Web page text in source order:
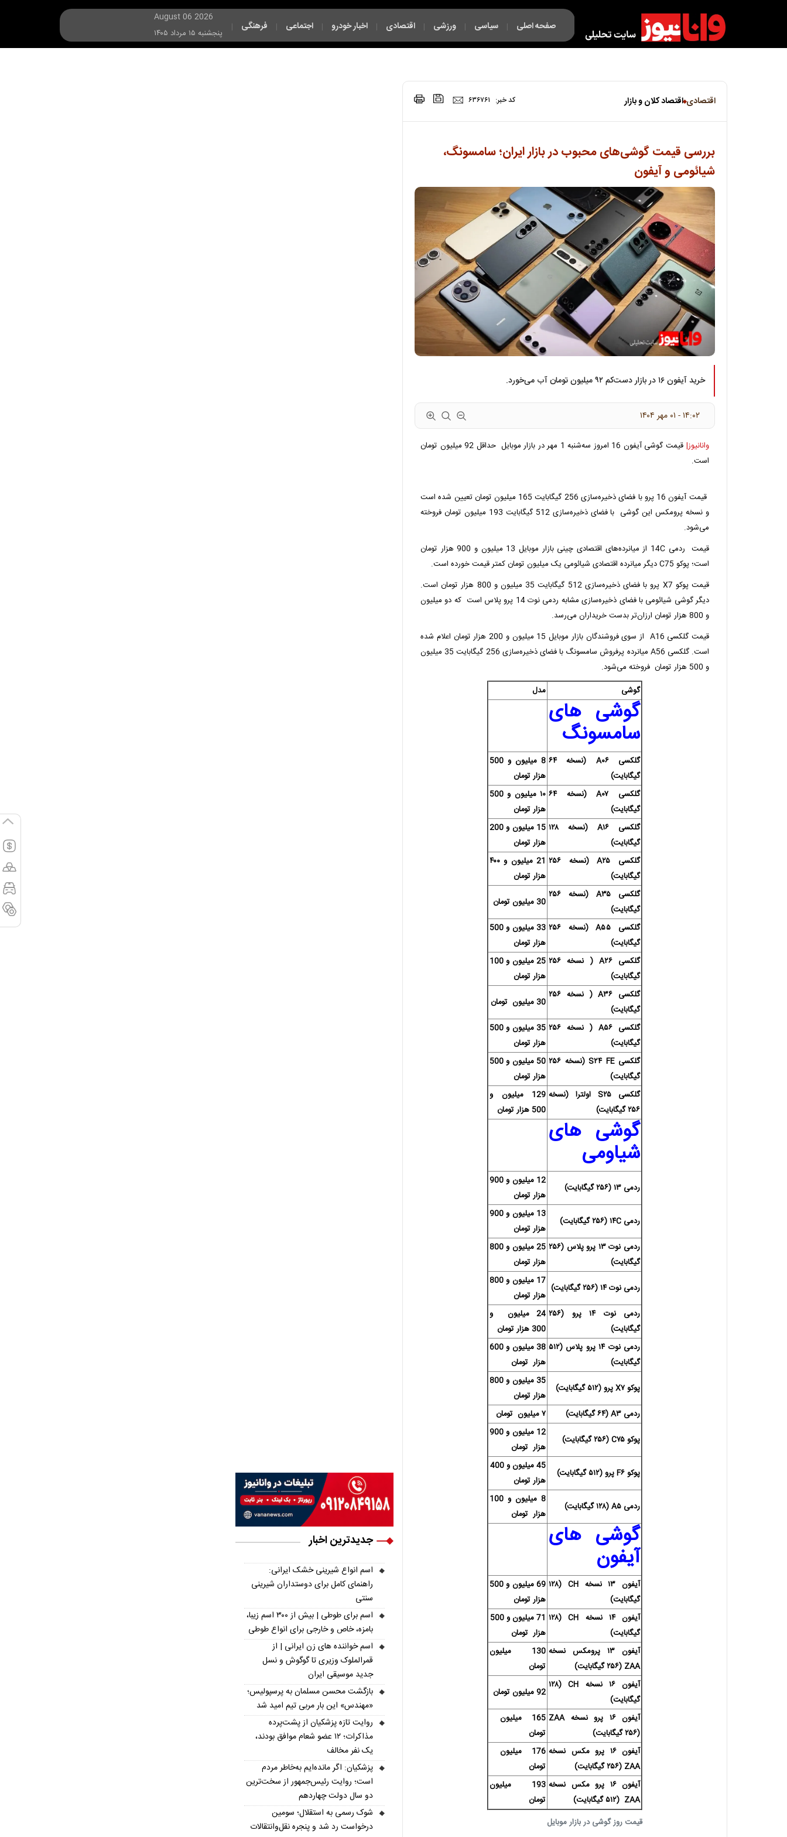
صفحه اصلی | سیاسی | ورزشی | اقتصادی | اخبار خودرو | اجتماعی | فرهنگی |
فکت لایف |
August 06 2026
پنجشنبه ۱۵ مرداد ۱۴۰۵
اقتصادی اقتصاد کلان و بازار کد خبر: ۶۳۶۷۶۱
بررسی قیمت گوشی‌های محبوب در بازار ایران؛ سامسونگ،
شیائومی و آیفون
خرید آیفون ۱۶ در بازار دست‌کم ۹۲ میلیون تومان آب می‌خورد.
۱۴:۰۲ - ۰۱ مهر ۱۴۰۴
وانانیوز|
قیمت گوشی آیفون 16 امروز سه‌شنبه 1 مهر در بازار موبایل حداقل 92 میلیون تومان
است.
قیمت آیفون 16 پرو با فضای ذخیره‌سازی 256 گیگابایت 165 میلیون تومان تعیین شده است
و نسخه پرومکس این گوشی با فضای ذخیره‌سازی 512 گیگابایت 193 میلیون تومان فروخته
می‌شود.
قیمت ردمی 14C از میانرده‌های اقتصادی چینی بازار موبایل 13 میلیون و 900 هزار تومان
است؛ پوکو C75 دیگر میانرده اقتصادی شیائومی یک میلیون تومان کمتر قیمت خورده است.
قیمت پوکو X7 پرو با فضای ذخیره‌سازی 512 گیگابایت 35 میلیون و 800 هزار تومان است.
دیگر گوشی شیائومی با فضای ذخیره‌سازی مشابه ردمی نوت 14 پرو پلاس است که دو میلیون
و 800 هزار تومان ارزان‌تر بدست خریداران می‌رسد.
قیمت گلکسی A16 از سوی فروشندگان بازار موبایل 15 میلیون و 200 هزار تومان اعلام شده
است. گلکسی A56 میانرده پرفروش سامسونگ با فضای ذخیره‌سازی 256 گیگابایت 35 میلیون
و 500 هزار تومان فروخته می‌شود.
قیمت روز گوشی در بازار موبایل
گوشی مدل
گوشی های
سامسونگ
گلکسی A۰۶ (نسخه ۶۴
گیگابایت)
8 میلیون و 500
هزار تومان
گلکسی A۰۷ (نسخه ۶۴
گیگابایت)
۱۰ میلیون و 500
هزار تومان
گلکسی A۱۶ (نسخه ۱۲۸
گیگابایت)
15 میلیون و 200
هزار تومان
گلکسی A۲۵ (نسخه ۲۵۶
گیگابایت)
21 میلیون و ۴۰۰
هزار تومان
گلکسی A۳۵ (نسخه ۲۵۶
گیگابایت)
30 میلیون تومان
گلکسی A۵۵ (نسخه ۲۵۶
گیگابایت)
33 میلیون و 500
هزار تومان
گلکسی A۲۶ ( نسخه ۲۵۶
گیگابایت)
25 میلیون و 100
هزار تومان
گلکسی A۳۶ ( نسخه ۲۵۶
گیگابایت)
30 میلیون تومان
گلکسی A۵۶ ( نسخه ۲۵۶
گیگابایت)
35 میلیون و 500
هزار تومان
گلکسی S۲۴ FE (نسخه ۲۵۶
گیگابایت)
50 میلیون و 500
هزار تومان
گلکسی S۲۵ اولترا (نسخه
۲۵۶ گیگابایت)
129 میلیون و
500 هزار تومان
گوشی های
شیاومی
ردمی ۱۳ (۲۵۶ گیگابایت)
12 میلیون و 900
هزار تومان
ردمی ۱۴C (۲۵۶ گیگابایت)
13 میلیون و 900
هزار تومان
ردمی نوت ۱۳ پرو پلاس (۲۵۶
گیگابایت)
25 میلیون و 800
هزار تومان
ردمی نوت ۱۴ (۲۵۶ گیگابایت)
17 میلیون و 800
هزار تومان
ردمی نوت ۱۴ پرو (۲۵۶
گیگابایت)
24 میلیون و
300 هزار تومان
ردمی نوت ۱۴ پرو پلاس (۵۱۲
گیگابایت)
38 میلیون و 600
هزار تومان
پوکو X۷ پرو (۵۱۲ گیگابایت)
35 میلیون و 800
هزار تومان
ردمی A۳ (۶۴ گیگابایت)
۷ میلیون تومان
پوکو C۷۵ (۲۵۶ گیگابایت)
12 میلیون و 900
هزار تومان
پوکو F۶ پرو (۵۱۲ گیگابایت)
45 میلیون و 400
هزار تومان
ردمی A۵ (۱۲۸ گیگابایت)
8 میلیون و 100
هزار تومان
گوشی های
آیفون
آیفون ۱۳ نسخه CH (۱۲۸
گیگابایت)
69 میلیون و 500
هزار تومان
آیفون ۱۴ نسخه CH (۱۲۸
گیگابایت)
71 میلیون و 500
هزار تومان
آیفون ۱۳ پرومکس نسخه
ZAA (۲۵۶ گیگابایت)
130 میلیون
تومان
آیفون ۱۶ نسخه CH (۱۲۸
گیگابایت)
92 میلیون تومان
آیفون ۱۶ پرو نسخه ZAA
(۲۵۶ گیگابایت)
165 میلیون
تومان
آیفون ۱۶ پرو مکس نسخه
ZAA (۲۵۶ گیگابایت)
176 میلیون
تومان
آیفون ۱۶ پرو مکس نسخه
ZAA (۵۱۲ گیگابایت)
193 میلیون
تومان
جدیدترین اخبار
اسم انواع شیرینی خشک ایرانی:
راهنمای کامل برای دوستداران شیرینی
سنتی
اسم برای طوطی | بیش از ۳۰۰ اسم زیبا،
بامزه، خاص و خارجی برای انواع طوطی
اسم خواننده های زن ایرانی | از
قمرالملوک وزیری تا گوگوش و نسل
جدید موسیقی ایران
بازگشت محسن مسلمان به پرسپولیس؛
«مهندس» این بار مربی تیم امید شد
روایت تازه پزشکیان از پشت‌پرده
مذاکرات؛ ۱۲ عضو شعام موافق بودند،
یک نفر مخالف
پزشکیان: اگر مانده‌ایم به‌خاطر مردم
است؛ روایت رئیس‌جمهور از سخت‌ترین
دو سال دولت چهاردهم
شوک رسمی به استقلال؛ سومین
درخواست رد شد و پنجره نقل‌وانتقالات